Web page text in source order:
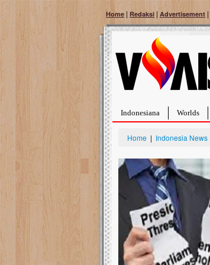
Home | Redaksi | Advertisement |
Indonesiana Worlds
Home | Indonesia News
Dari
ini harus